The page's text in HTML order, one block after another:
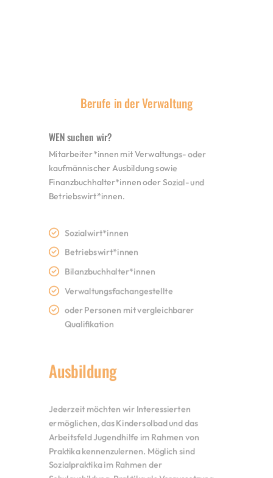
Berufe in der Verwaltung
WEN suchen wir?
Mitarbeiter*innen mit Verwaltungs- oder
kaufmännischer Ausbildung sowie
Finanzbuchhalter*innen oder Sozial- und
Betriebswirt*innen.
Sozialwirt*innen
Betriebswirt*innen
Bilanzbuchhalter*innen
Verwaltungsfachangestellte
oder Personen mit vergleichbarer
Qualifikation
Ausbildung
Jederzeit möchten wir Interessierten
ermöglichen, das Kindersolbad und das
Arbeitsfeld Jugendhilfe im Rahmen von
Praktika kennenzulernen. Möglich sind
Sozialpraktika im Rahmen der